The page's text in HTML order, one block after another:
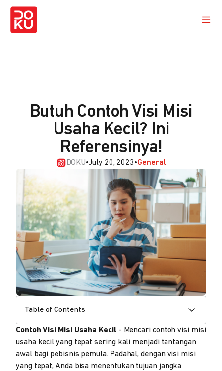
Butuh Contoh Visi Misi
Usaha Kecil? Ini
Referensinya!
DOKU•July 20, 2023•General
Table of Contents
Contoh Visi Misi Usaha Kecil- Mencari contoh visi misi
usaha kecil yang tepat sering kali menjadi tantangan
awal bagi pebisnis pemula. Padahal, dengan visi misi
yang tepat, Anda bisa menentukan tujuan jangka